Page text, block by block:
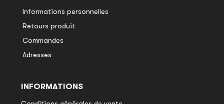
Informations personnelles
Retours produit
Commandes
Adresses
INFORMATIONS